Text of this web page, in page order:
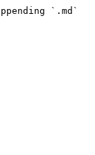
`.md`